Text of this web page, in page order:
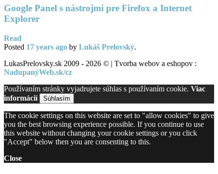
Google Panel s nástrojmi pre Firefox a Internet
Explorer
Read
Posted 17 years ago by Lukáš Prelovský.
LukasPrelovsky.sk 2009 - 2026 © | Tvorba webov a eshopov :
NadupanýWeb.sk/cz
Používaním stránky vyjadrujete súhlas s používaním cookie. Viac
informácií
Súhlasím
The cookie settings on this website are set to "allow cookies" to give
you the best browsing experience possible. If you continue to use
this website without changing your cookie settings or you click
"Accept" below then you are consenting to this.
Close